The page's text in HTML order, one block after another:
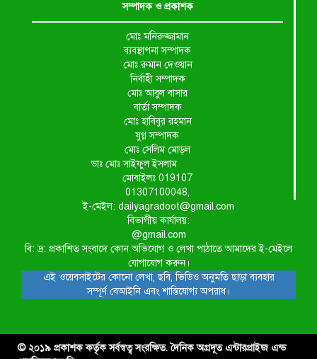
সম্পাদক ও প্রকাশক
মোঃ মনিরুজ্জামান
ব্যবস্থাপনা সম্পাদক
মোঃ রুমান দেওয়ান
নির্বাহী সম্পাদক
মোঃ আবুল বাসার
বার্তা সম্পাদক
মোঃ হাবিবুর রহমান
যুগ্ন সম্পাদক
মোঃ সেলিম মোড়ল
ডাঃ মোঃ সাইফুল ইসলাম
মোবাইলঃ 019107
01307100048,
ই-মেইল: dailyagradoot@gmail.com
বিভাগীয় কার্যালয়:
@gmail.com
বি: দ্র: প্রকাশিত সংবাদে কোন অভিযোগ ও লেখা পাঠাতে আমাদের ই-মেইলে
যোগাযোগ করুন।
এই ওয়েবসাইটের কোনো লেখা, ছবি, ভিডিও অনুমতি ছাড়া ব্যবহার
সম্পূর্ণ বেআইনি এবং শাস্তিযোগ্য অপরাধ।
© ২০১৯ প্রকাশক কর্তৃক সর্বস্বত্ব সংরক্ষিত. দৈনিক অগ্রদূত এন্টারপ্রাইজ এন্ড